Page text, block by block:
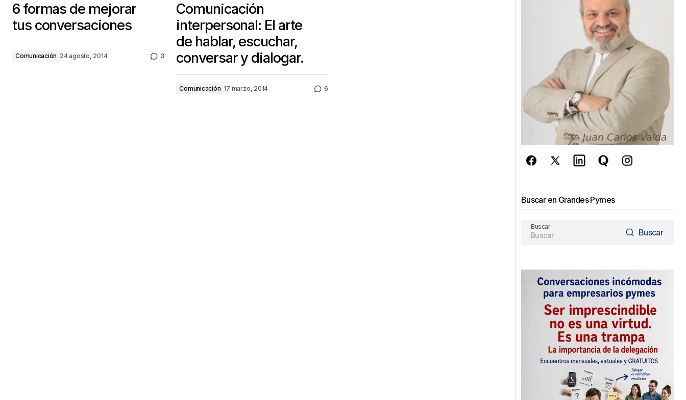
6 formas de mejorar
tus conversaciones
Comunicación 24 agosto, 2014 3
Comunicación
interpersonal: El arte
de hablar, escuchar,
conversar y dialogar.
Comunicación 17 marzo, 2014 6
Buscar en Grandes Pymes
Buscar
Buscar